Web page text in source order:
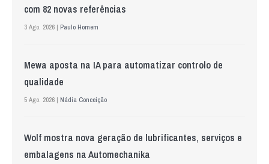
com 82 novas referências
3 Ago. 2026 | Paulo Homem
Mewa aposta na IA para automatizar controlo de
qualidade
5 Ago. 2026 | Nádia Conceição
Wolf mostra nova geração de lubrificantes, serviços e
embalagens na Automechanika